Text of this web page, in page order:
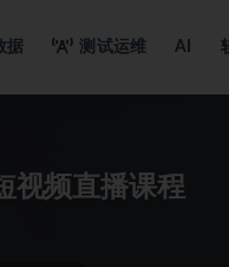
据 测试运维 AI
视频直播课程